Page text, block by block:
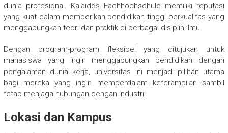
dunia profesional. Kalaidos Fachhochschule memiliki reputasi
yang kuat dalam memberikan pendidikan tinggi berkualitas yang
menggabungkan teori dan praktik di berbagai disiplin ilmu.
Dengan program-program fleksibel yang ditujukan untuk
mahasiswa yang ingin menggabungkan pendidikan dengan
pengalaman dunia kerja, universitas ini menjadi pilihan utama
bagi mereka yang ingin memperdalam keterampilan sambil
tetap menjaga hubungan dengan industri.
Lokasi dan Kampus